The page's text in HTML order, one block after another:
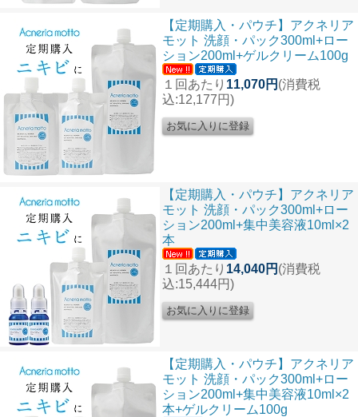
【定期購入・パウチ】アクネリア
モット 洗顔・パック300ml+ロー
ション200ml+ゲルクリーム100g
１回あたり 11,070円 (消費税
込:12,177円)
【定期購入・パウチ】アクネリア
モット 洗顔・パック300ml+ロー
ション200ml+集中美容液10ml×2
本
１回あたり 14,040円 (消費税
込:15,444円)
【定期購入・パウチ】アクネリア
モット 洗顔・パック300ml+ロー
ション200ml+集中美容液10ml×2
本+ゲルクリーム100g